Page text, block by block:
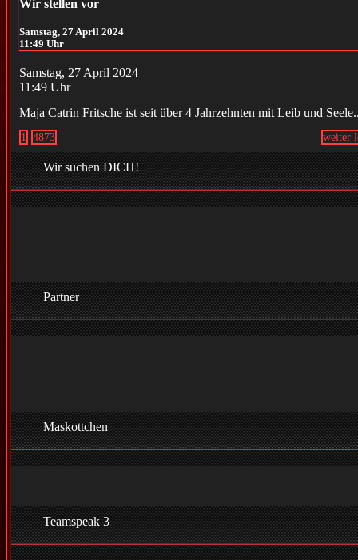
Wir stellen vor
Samstag, 27 April 2024
11:49 Uhr
Samstag, 27 April 2024
11:49 Uhr
Maja Catrin Fritsche ist seit über 4 Jahrzehnten mit Leib und
1 4873 weiter
Wir suchen DICH!
Partner
Maskottchen
Teamspeak 3